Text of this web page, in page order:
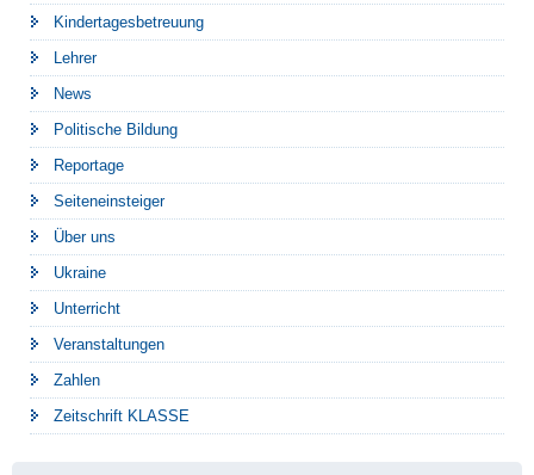
Kindertagesbetreuung
Lehrer
News
Politische Bildung
Reportage
Seiteneinsteiger
Über uns
Ukraine
Unterricht
Veranstaltungen
Zahlen
Zeitschrift KLASSE